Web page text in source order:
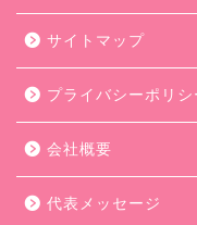
サイトマップ
プライバシーポリシ
会社概要
代表メッセージ